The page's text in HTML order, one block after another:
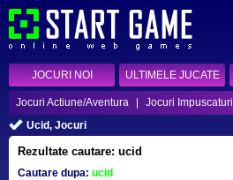
JOCURI NOI ULTIMELE JUCATE
Jocuri Actiune/Aventura Jocuri Impuscaturi
Ucid, Jocuri
Rezultate cautare: ucid
Cautare dupa: ucid